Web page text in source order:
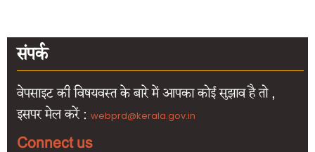
संपर्क
वेपसाइट की विषयवस्त के बारे में आपका कोई सुझाव है तो ,
इसपर मेल करें :webprd@kerala.gov.in
Connect us